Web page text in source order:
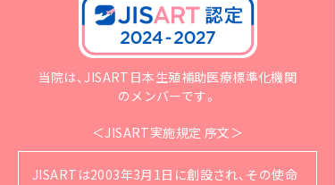
当院は、JISART日本生殖補助医療標準化機関
のメンバーです。
＜JISART実施規定 序文＞
JISARTは2003年3月1日に創設され、その使命